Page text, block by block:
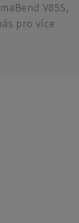
V85S,
pro více